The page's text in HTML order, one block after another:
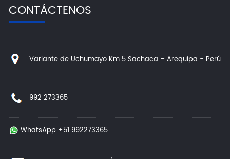
CONTÁCTENOS
Variante de Uchumayo Km 5 Sachaca – Arequipa - Perú
992 273365
WhatsApp +51 992273365